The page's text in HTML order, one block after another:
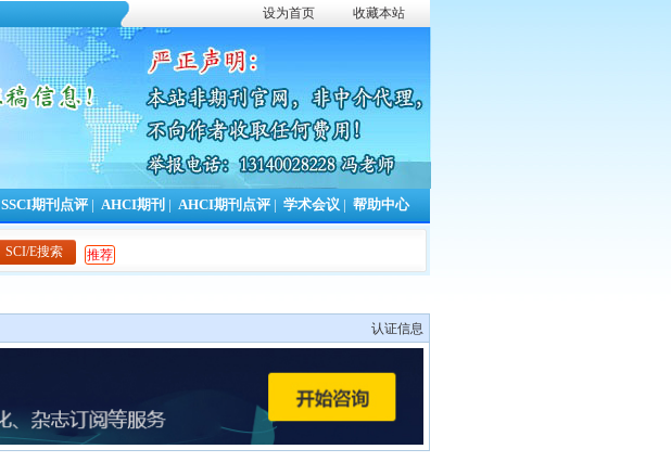
设为首页 收藏本站
SSCI期刊点评 AHCI期刊 AHCI期刊点评 学术会议 帮助中心
SCI/E搜索 推荐
认证信息